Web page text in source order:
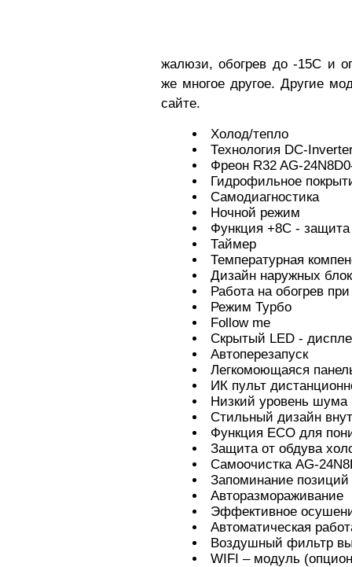
жалюзи, обогрев до -15С и
же многое другое. Другие
сайте.
Холод/тепло
Технология DC-
Фреон R32 AG-
Гидрофильное
Самодиагностика
Ночной режим
Функция +8С - защита
Таймер
Температурная
Дизайн наружных
Работа на обогрев
Режим Турбо
Follow me
Скрытый LED -
Автоперезапуск
Легкомоющаяся
ИК пульт
Низкий уровень шума
Стильный дизайн
Функция ECO для
Защита от обдува
Самоочистка AG-
Запоминание
Авторазмораживание
Эффективное
Автоматическая
Воздушный фильтр
WIFI – модуль